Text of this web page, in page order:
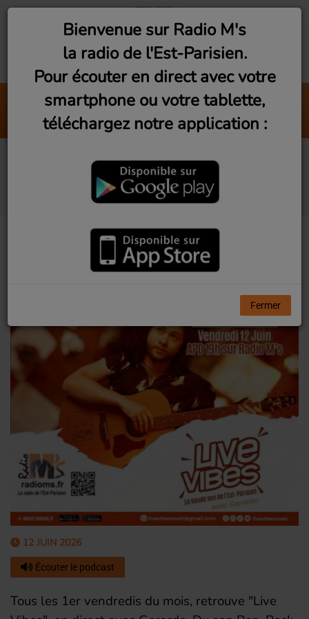
Peu Importe
Zazie
Live Vibes #16 -
Thomas Lauret
12 JUIN 2026
Écouter le podcast
Tous les 1er vendredis du mois, retrouve "Live
Bienvenue sur Radio M's
la radio de l'Est-Parisien.
Pour écouter en direct avec votre
smartphone ou votre tablette,
téléchargez notre application :
Fermer